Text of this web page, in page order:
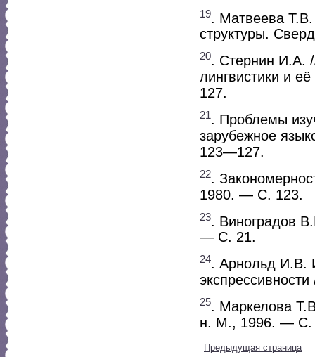
19
. Матвеева
структуры.
20. Стернин И.А.
лингвистики и
127.
21. Проблемы
зарубежное
123—127.
22.
1980. — С. 123.
23
. Виноградов
— С. 21.
24. Арнольд И.В.
25. Маркелова
н. М., 1996. — С.
Предыдущая страница